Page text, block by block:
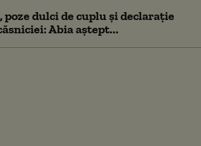
dulci de cuplu și declarație
Abia aștept...